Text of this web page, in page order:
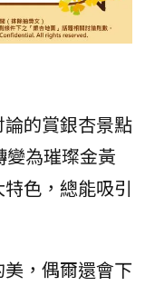
的賞銀杏景點
為璀璨金黃
色，總能吸引
，偶爾還會下